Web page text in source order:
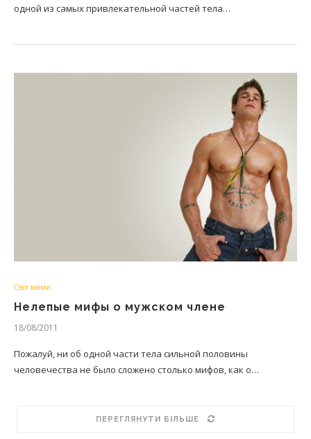
одной из самых привлекательной частей тела…
Світ мами
Нелепые мифы о мужском члене
18/08/2011
Пожалуй, ни об одной части тела сильной половины
человечества не было сложено столько мифов, как о…
ПЕРЕГЛЯНУТИ БІЛЬШЕ